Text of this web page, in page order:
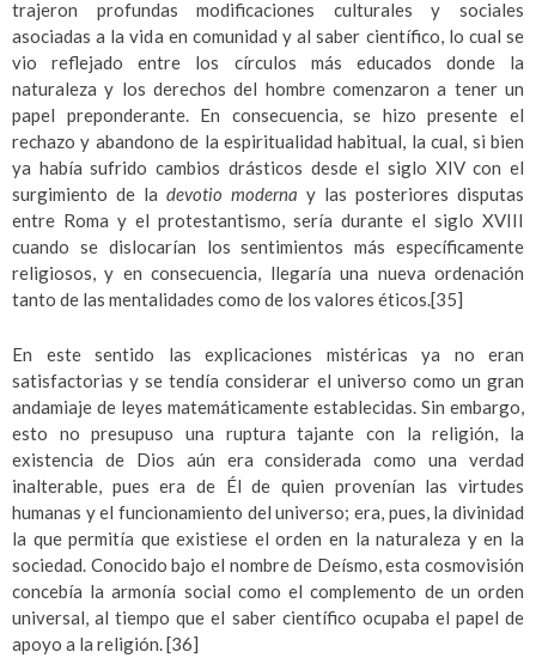
trajeron profundas modificaciones culturales y sociales
asociadas a la vida en comunidad y al saber científico, lo cual se
vio reflejado entre los círculos más educados donde la
naturaleza y los derechos del hombre comenzaron a tener un
papel preponderante. En consecuencia, se hizo presente el
rechazo y abandono de la espiritualidad habitual, la cual, si bien
ya había sufrido cambios drásticos desde el siglo XIV con el
surgimiento de la devotio moderna y las posteriores disputas
entre Roma y el protestantismo, sería durante el siglo XVIII
cuando se dislocarían los sentimientos más específicamente
religiosos, y en consecuencia, llegaría una nueva ordenación
tanto de las mentalidades como de los valores éticos.[35]
En este sentido las explicaciones mistéricas ya no eran
satisfactorias y se tendía considerar el universo como un gran
andamiaje de leyes matemáticamente establecidas. Sin embargo,
esto no presupuso una ruptura tajante con la religión, la
existencia de Dios aún era considerada como una verdad
inalterable, pues era de Él de quien provenían las virtudes
humanas y el funcionamiento del universo; era, pues, la divinidad
la que permitía que existiese el orden en la naturaleza y en la
sociedad. Conocido bajo el nombre de Deísmo, esta cosmovisión
concebía la armonía social como el complemento de un orden
universal, al tiempo que el saber científico ocupaba el papel de
apoyo a la religión.[36]